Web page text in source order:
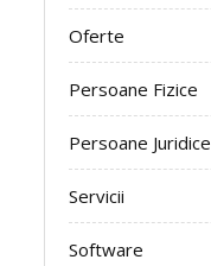
Oferte
Persoane Fizice
Persoane Juridice
Servicii
Software